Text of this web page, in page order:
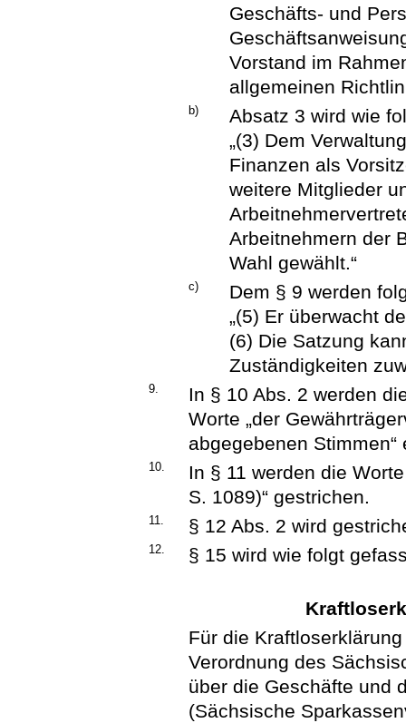
Geschäfts- und
Vorstand im
allgemeinen
b)
Absatz 3 wird wie
„(3) Dem
Finanzen als
weitere Mitglieder
Arbeitnehmern der
Wahl gewählt.“
c)
Dem § 9 werden
„(5) Er überwacht
(6) Die Satzung
Zuständigkeiten
9.
In § 10 Abs. 2 werden
Worte „der
abgegebenen Stimmen“
10.
In § 11 werden die
S. 1089)“ gestrichen.
11. § 12 Abs. 2 wird
12. § 15 wird wie folgt
Für die
Verordnung des
über die Geschäfte und
(Sächsische